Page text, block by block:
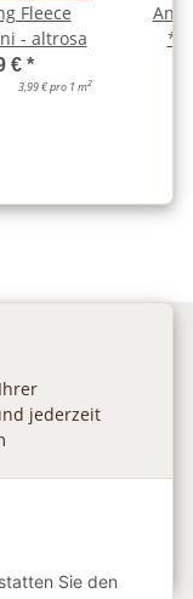
Fleece
- altrosa
€ *
3,99 € pro 1 m2
jederzeit
Sie den